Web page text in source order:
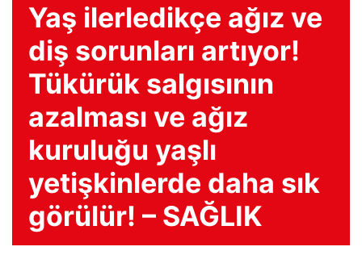
Yaş ilerledikçe ağız ve
diş sorunları artıyor!
Tükürük salgısının
azalması ve ağız
kuruluğu yaşlı
yetişkinlerde daha sık
görülür! – SAĞLIK